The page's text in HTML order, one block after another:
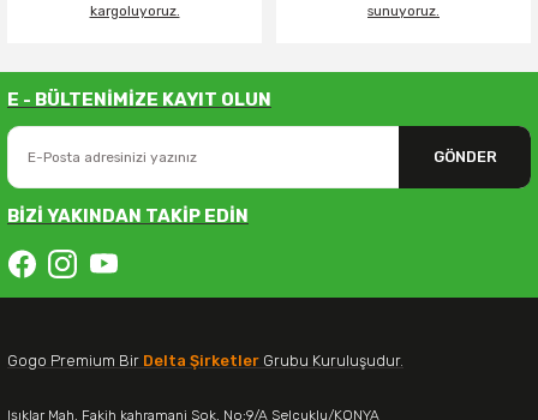
kargoluyoruz.
sunuyoruz.
E - BÜLTENİMİZE KAYIT OLUN
GÖNDER
BİZİ YAKINDAN TAKİP EDİN
Gogo Premium Bir Delta Şirketler Grubu Kuruluşudur.
Işıklar Mah. Fakih kahramani Sok. No:9/A Selçuklu/KONYA